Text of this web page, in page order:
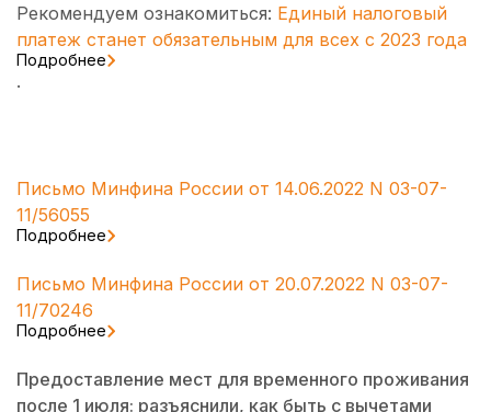
Рекомендуем ознакомиться: Единый налоговый
платеж станет обязательным для всех с 2023 года
Подробнее
.
Письмо Минфина России от 14.06.2022 N 03-07-
11/56055
Подробнее
Письмо Минфина России от 20.07.2022 N 03-07-
11/70246
Подробнее
Предоставление мест для временного проживания
после 1 июля: разъяснили, как быть с вычетами